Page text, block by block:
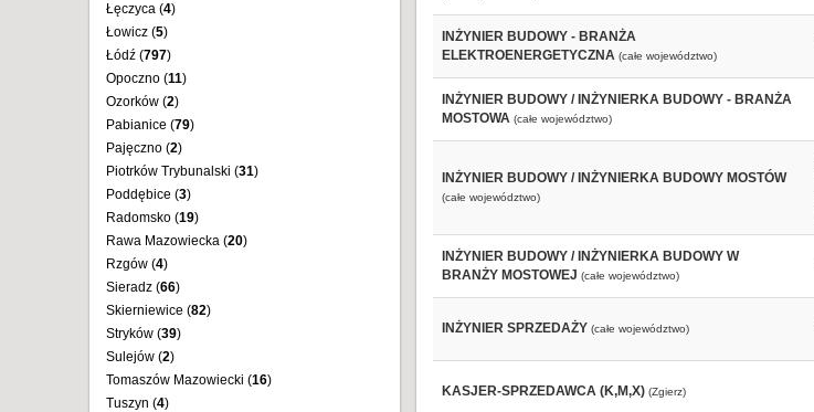
Łęczyca (4)
Łowicz (5)
Łódź (797)
Opoczno (11)
Ozorków (2)
Pabianice (79)
Pajęczno (2)
Piotrków Trybunalski (31)
Poddębice (3)
Radomsko (19)
Rawa Mazowiecka (20)
Rzgów (4)
Sieradz (66)
Skierniewice (82)
Stryków (39)
Sulejów (2)
Tomaszów Mazowiecki (16)
Tuszyn (4)
INŻYNIER BUDOWY - BRANŻA
ELEKTROENERGETYCZNA (całe województwo)
INŻYNIER BUDOWY / INŻYNIERKA BUDOWY - BRANŻA
MOSTOWA (całe województwo)
INŻYNIER BUDOWY / INŻYNIERKA BUDOWY MOSTÓW
(całe województwo)
INŻYNIER BUDOWY / INŻYNIERKA BUDOWY W
BRANŻY MOSTOWEJ (całe województwo)
INŻYNIER SPRZEDAŻY (całe województwo)
KASJER-SPRZEDAWCA (K,M,X) (Zgierz)